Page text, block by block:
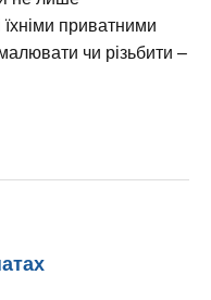
приватними
чи різьбити –